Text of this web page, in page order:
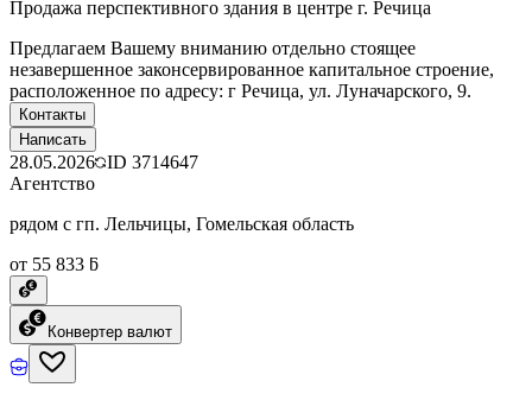
Продажа перспективного здания в центре г. Речица
Предлагаем Вашему вниманию отдельно стоящее
незавершенное законсервированное капитальное строение,
расположенное по адресу: г Речица, ул. Луначарского, 9.
Контакты
Написать
28.05.2026 ID 3714647
Агентство
рядом с гп. Лельчицы, Гомельская область
от 55 833 ƃ
Конвертер валют